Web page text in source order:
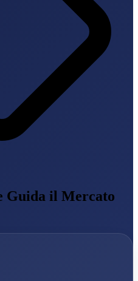
Guida il Mercato